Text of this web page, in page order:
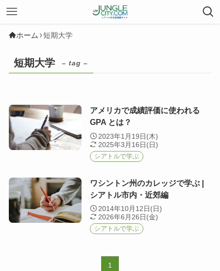
ホーム 短期大学
短期大学 – tag –
アメリカで成績評価に使われる
GPA とは？
2023年1月19日(木)
2025年3月16日(日)
シアトルで学ぶ
ワシントン州のカレッジで学ぶ |
シアトル市内・近郊編
2014年10月12日(日)
2026年6月26日(金)
シアトルで学ぶ
1